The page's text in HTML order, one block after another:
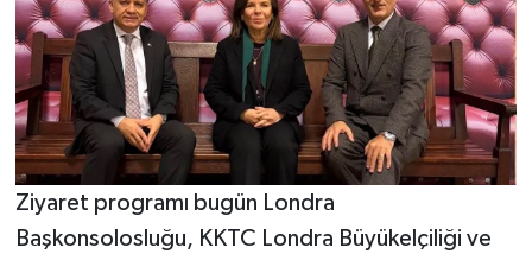
Ziyaret programı bugün Londra
Başkonsolosluğu, KKTC Londra Büyükelçiliği ve